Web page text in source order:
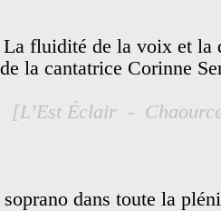
La fluidité de la voix et la
de la cantatrice Corinne
[L’Est Éclair -
dans toute la